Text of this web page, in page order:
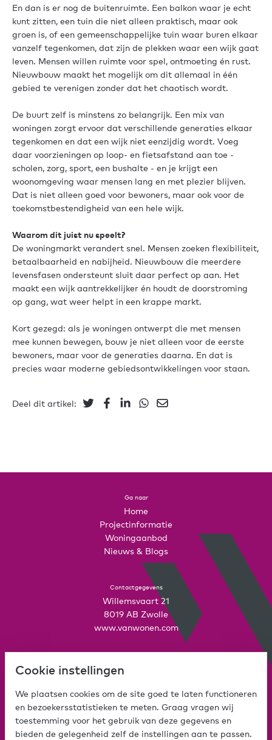
En dan is er nog de buitenruimte. Een balkon waar je echt
kunt zitten, een tuin die niet alleen praktisch, maar ook
groen is, of een gemeenschappelijke tuin waar buren elkaar
vanzelf tegenkomen, dat zijn de plekken waar een wijk gaat
leven. Mensen willen ruimte voor spel, ontmoeting én rust.
Nieuwbouw maakt het mogelijk om dit allemaal in één
gebied te verenigen zonder dat het chaotisch wordt.
De buurt zelf is minstens zo belangrijk. Een mix van
woningen zorgt ervoor dat verschillende generaties elkaar
tegenkomen en dat een wijk niet eenzijdig wordt. Voeg
daar voorzieningen op loop- en fietsafstand aan toe -
scholen, zorg, sport, een bushalte - en je krijgt een
woonomgeving waar mensen lang en met plezier blijven.
Dat is niet alleen goed voor bewoners, maar ook voor de
toekomstbestendigheid van een hele wijk.
Waarom dit juist nu speelt?
De woningmarkt verandert snel. Mensen zoeken flexibiliteit,
betaalbaarheid en nabijheid. Nieuwbouw die meerdere
levensfasen ondersteunt sluit daar perfect op aan. Het
maakt een wijk aantrekkelijker én houdt de doorstroming
op gang, wat weer helpt in een krappe markt.
Kort gezegd: als je woningen ontwerpt die met mensen
mee kunnen bewegen, bouw je niet alleen voor de eerste
bewoners, maar voor de generaties daarna. En dat is
precies waar moderne gebiedsontwikkelingen voor staan.
Deel dit artikel:
Ga naar
Home
Projectinformatie
Woningaanbod
Nieuws & Blogs
Contactgegevens
Willemsvaart 21
8019 AB Zwolle
www.vanwonen.com
Interesse
Inloggen
Cookie instellingen
We plaatsen cookies om de site goed te laten functioneren
en bezoekersstatistieken te meten. Graag vragen wij
toestemming voor het gebruik van deze gegevens en
bieden de gelegenheid zelf de instellingen aan te passen.